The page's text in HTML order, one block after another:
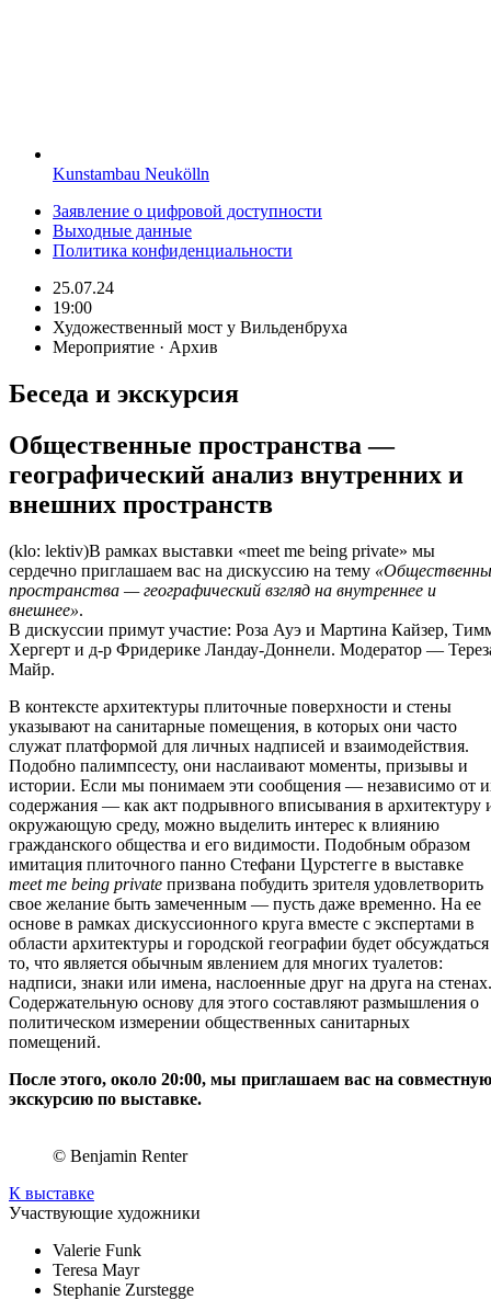
Kunstambau Neukölln
Заявление о цифровой доступности
Выходные данные
Политика конфиденциальности
25.07.24
19:00
Художественный мост у Вильденбруха
Мероприятие · Архив
Беседа и экскурсия
Общественные пространства —
географический анализ внутренних и
внешних пространств
(klo: lektiv)В рамках выставки «meet me being private» мы
сердечно приглашаем вас на дискуссию на тему
пространства — географический взгляд на внутреннее и
внешнее».
В дискуссии примут участие: Роза Ауэ и Мартина Кайзер,
Хергерт и д-р Фридерике Ландау-Доннели. Модератор —
Майр.
В контексте архитектуры плиточные поверхности и стены
указывают на санитарные помещения, в которых они часто
служат платформой для личных надписей и взаимодействия.
Подобно палимпсесту, они наслаивают моменты, призывы и
истории. Если мы понимаем эти сообщения — независимо от
содержания — как акт подрывного вписывания в архитектуру
окружающую среду, можно выделить интерес к влиянию
гражданского общества и его видимости. Подобным образом
имитация плиточного панно Стефани Цурстегге в выставке
meet me being private призвана побудить зрителя удовлетворить
свое желание быть замеченным — пусть даже временно. На ее
основе в рамках дискуссионного круга вместе с экспертами в
области архитектуры и городской географии будет обсуждаться
то, что является обычным явлением для многих туалетов:
надписи, знаки или имена, наслоенные друг на друга на стенах.
Содержательную основу для этого составляют размышления о
политическом измерении общественных санитарных
помещений.
После этого, около 20:00, мы приглашаем вас на совместную
экскурсию по выставке.
© Benjamin Renter
К выставке
Участвующие художники
Valerie Funk
Teresa Mayr
Stephanie Zurstegge